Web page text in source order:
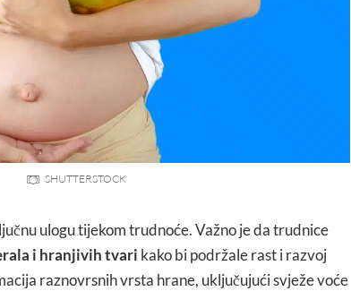
SHUTTERSTOCK
ulogu tijekom trudnoće. Važno je da trudnice
i hranjivih tvari kako bi podržale rast i razvoj
raznovrsnih vrsta hrane, uključujući svježe voće